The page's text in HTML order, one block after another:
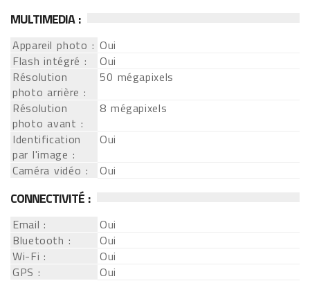
MULTIMEDIA :
Appareil photo : Oui
Flash intégré :
Oui
Résolution
photo arrière :
50 mégapixels
Résolution
photo avant :
8 mégapixels
Identification
par l'image :
Oui
Caméra vidéo :
Oui
CONNECTIVITÉ :
Email :
Oui
Bluetooth :
Oui
Wi-Fi :
Oui
GPS :
Oui